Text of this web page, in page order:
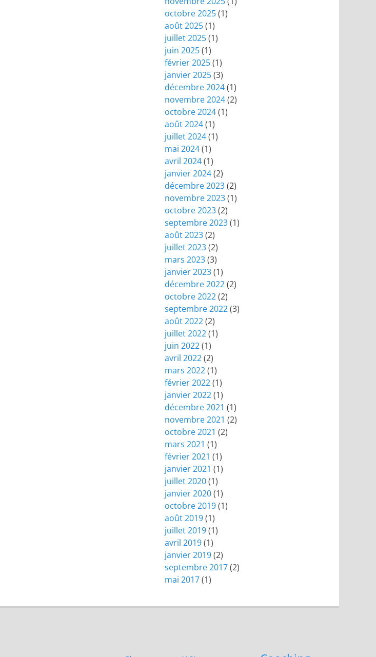
octobre 2025(1)
août 2025(1)
juillet 2025(1)
juin 2025(1)
février 2025(1)
janvier 2025(3)
décembre 2024(1)
novembre 2024(2)
octobre 2024(1)
août 2024(1)
juillet 2024(1)
mai 2024(1)
avril 2024(1)
janvier 2024(2)
décembre 2023(2)
novembre 2023(1)
octobre 2023(2)
septembre 2023(1)
août 2023(2)
juillet 2023(2)
mars 2023(3)
janvier 2023(1)
décembre 2022(2)
octobre 2022(2)
septembre 2022(3)
août 2022(2)
juillet 2022(1)
juin 2022(1)
avril 2022(2)
mars 2022(1)
février 2022(1)
janvier 2022(1)
décembre 2021 (1)
novembre 2021 (2)
octobre 2021 (2)
mars 2021 (1)
février 2021 (1)
janvier 2021 (1)
juillet 2020(1)
janvier 2020(1)
octobre 2019(1)
août 2019(1)
juillet 2019(1)
avril 2019(1)
janvier 2019(2)
septembre 2017(2)
mai 2017(1)